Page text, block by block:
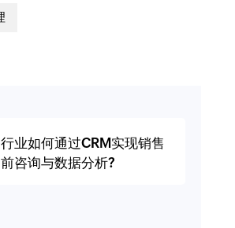
业如何通过CRM实现销售
咨询与数据分析?